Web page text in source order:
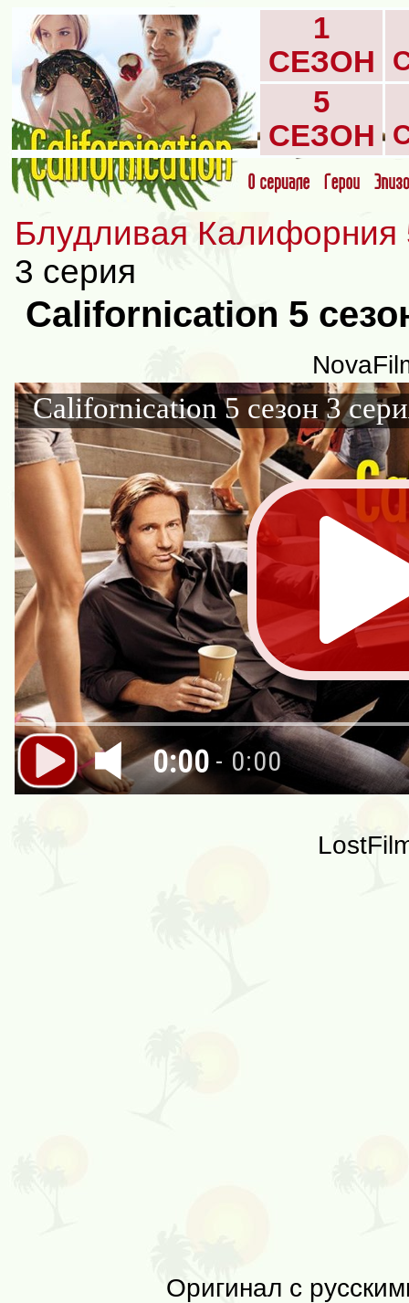
1
СЕЗОН
5
СЕЗОН
Блудливая Калифорния
3 серия
Californication 5
0:00 - 0:00
Californication 5 сезон 3
Оригинал с